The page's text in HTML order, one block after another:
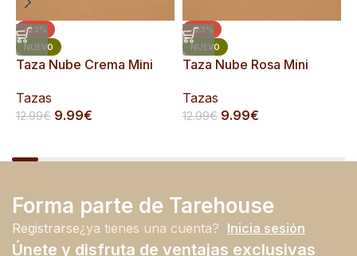
-23%
NUEVO
Taza Nube Crema Mini
Tazas
12.99€ 9.99€
-23%
NUEVO
Taza Nube Rosa Mini
Tazas
12.99€ 9.99€
Forma parte de Tarehouse
Registrarse¿ya tienes una cuenta? Inicia sesión
Únete y disfruta de ventajas exclusivas